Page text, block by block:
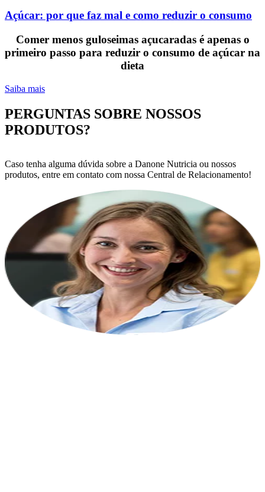
Açúcar: por que faz mal e como reduzir o consumo
Comer menos guloseimas açucaradas é apenas o
primeiro passo para reduzir o consumo de açúcar na
dieta
Saiba mais
PERGUNTAS SOBRE NOSSOS
PRODUTOS?
Caso tenha alguma dúvida sobre a Danone Nutricia ou nossos
produtos, entre em contato com nossa Central de Relacionamento!